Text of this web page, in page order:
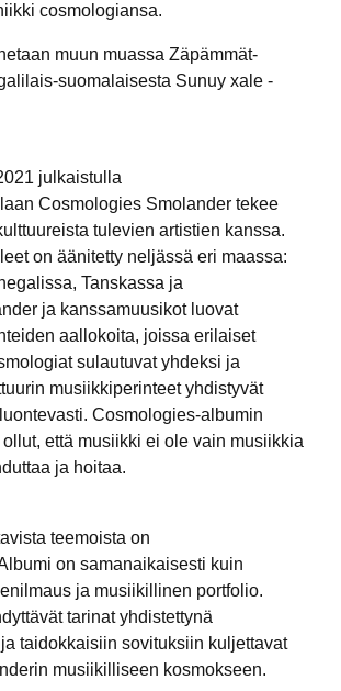
cosmologiansa.
muun muassa Zäpämmät-
suomalaisesta Sunuy xale -
julkaistulla
Cosmologies Smolander tekee
tulevien artistien kanssa.
on äänitetty neljässä eri maassa:
Tanskassa ja
ja kanssamuusikot luovat
aallokoita, joissa erilaiset
sulautuvat yhdeksi ja
musiikkiperinteet yhdistyvät
Cosmologies-albumin
että musiikki ei ole vain musiikkia
ja hoitaa.
teemoista on
on samanaikaisesti kuin
ja musiikillinen portfolio.
tarinat yhdistettynä
taidokkaisiin sovituksiin kuljettavat
musiikilliseen kosmokseen.